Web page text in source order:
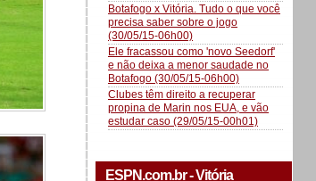
Botafogo x Vitória. Tudo o que você
precisa saber sobre o jogo
(30/05/15-06h00)
Ele fracassou como 'novo Seedorf'
e não deixa a menor saudade no
Botafogo (30/05/15-06h00)
Clubes têm direito a recuperar
propina de Marin nos EUA, e vão
estudar caso (29/05/15-00h01)
ESPN.com.br - Vitória